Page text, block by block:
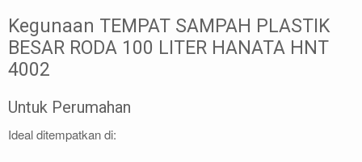
Kegunaan TEMPAT SAMPAH PLASTIK
BESAR RODA 100 LITER HANATA HNT
4002
Untuk Perumahan
Ideal ditempatkan di: